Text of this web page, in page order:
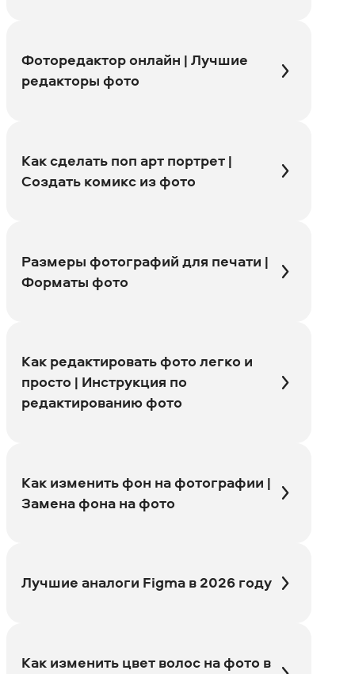
Фоторедактор онлайн | Лучшие
редакторы фото
Как сделать поп арт портрет |
Создать комикс из фото
Размеры фотографий для печати |
Форматы фото
Как редактировать фото легко и
просто | Инструкция по
редактированию фото
Как изменить фон на фотографии |
Замена фона на фото
Лучшие аналоги Figma в 2026 году
Как изменить цвет волос на фото в